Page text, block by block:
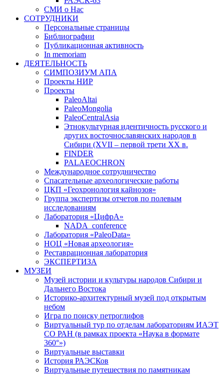
СМИ о Нас
СОТРУДНИКИ
Персональные страницы
Библиографии
Публикационная активность
In memoriam
ДЕЯТЕЛЬНОСТЬ
СИМПОЗИУМ АПА
Проекты НИР
Проекты
PaleoAltai
PaleoMongolia
PaleoCentralAsia
Этнокультурная идентичность русского и
других восточнославянских народов в
Сибири (XVII – первой трети ХХ в.
FINDER
PALAEOCHRON
Международное сотрудничество
Спасательные археологические работы
ЦКП «Геохронология кайнозоя»
Группа экспертизы отчетов по полевым
исследованиям
Лаборатория «ЦифрА»
NADA_conference
Лаборатория «PaleoData»
НОЦ «Новая археология»
Реставрационная лаборатория
ЭКСПЕРТИЗА
МУЗЕИ
Музей истории и культуры народов Сибири и
Дальнего Востока
Историко-архитектурный музей под открытым
небом
Игра по поиску петроглифов
Виртуальный тур по отделам лабораториям ИАЭТ
СО РАН (в рамках проекта «Наука в формате
360°»)
Виртуальные выставки
История РАЭСКов
Виртуальные путешествия по памятникам